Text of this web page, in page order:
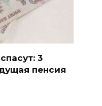
3
пенсия